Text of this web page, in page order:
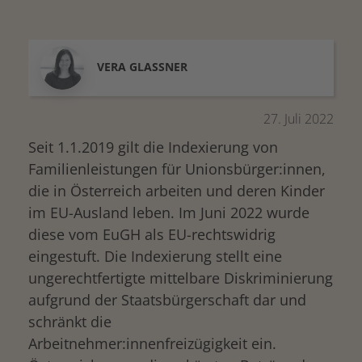
VERA GLASSNER
27. Juli 2022
Seit 1.1.2019 gilt die Indexierung von
Familienleistungen für Unionsbürger:innen,
die in Österreich arbeiten und deren Kinder
im EU-Ausland leben. Im Juni 2022 wurde
diese vom EuGH als EU-rechtswidrig
eingestuft. Die Indexierung stellt eine
ungerechtfertigte mittelbare Diskriminierung
aufgrund der Staatsbürgerschaft dar und
schränkt die
Arbeitnehmer:innenfreizügigkeit ein.